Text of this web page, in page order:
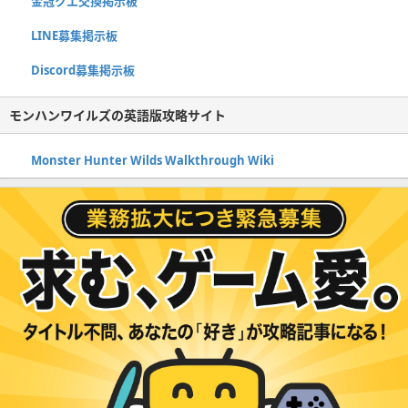
LINE募集掲示板
Discord募集掲示板
モンハンワイルズの英語版攻略サイト
Monster Hunter Wilds Walkthrough Wiki